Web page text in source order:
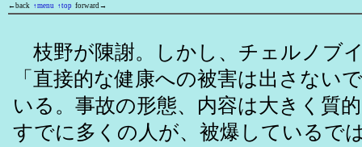
←back ↑menu ↑top forward→
枝野が陳謝。しかし、チェルノブ
「直接的な健康への被害は出さない
いる。事故の形態、内容は大きく質
すでに多くの人が、被爆しているで